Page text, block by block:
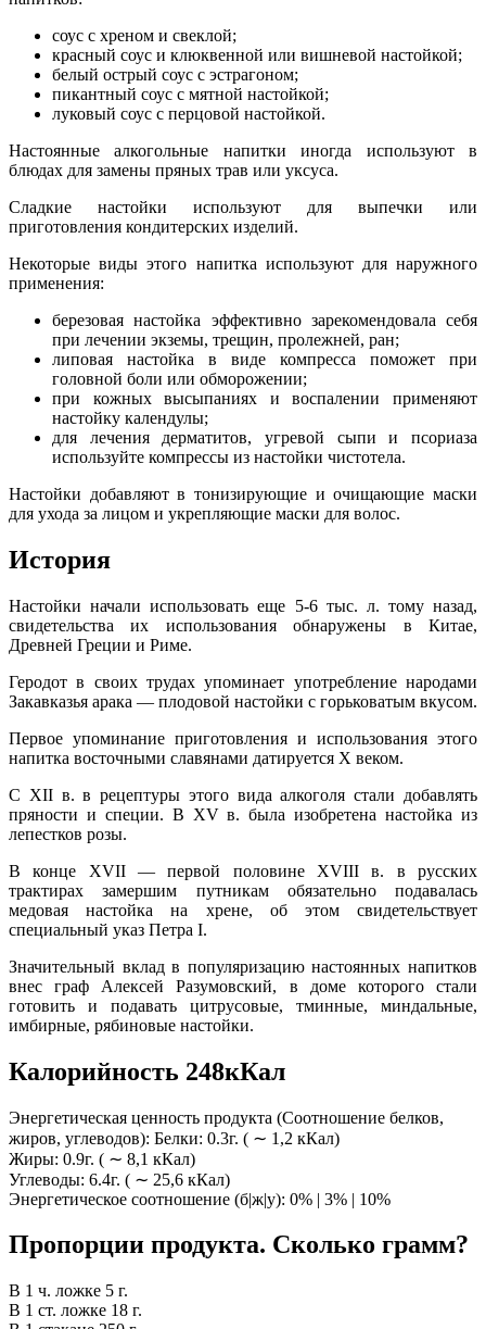
соус с хреном и свеклой;
красный соус и клюквенной или вишневой настойкой;
белый острый соус с эстрагоном;
пикантный соус с мятной настойкой;
луковый соус с перцовой настойкой.
Настоянные алкогольные напитки иногда используют в
блюдах для замены пряных трав или уксуса.
Сладкие настойки используют для выпечки или
приготовления кондитерских изделий.
Некоторые виды этого напитка используют для наружного
применения:
березовая настойка эффективно зарекомендовала себя
при лечении экземы, трещин, пролежней, ран;
липовая настойка в виде компресса поможет при
головной боли или обморожении;
при кожных высыпаниях и воспалении применяют
настойку календулы;
для лечения дерматитов, угревой сыпи и псориаза
используйте компрессы из настойки чистотела.
Настойки добавляют в тонизирующие и очищающие маски
для ухода за лицом и укрепляющие маски для волос.
История
Настойки начали использовать еще 5-6 тыс. л. тому назад,
свидетельства их использования обнаружены в Китае,
Древней Греции и Риме.
Геродот в своих трудах упоминает употребление народами
Закавказья арака — плодовой настойки с горьковатым вкусом.
Первое упоминание приготовления и использования этого
напитка восточными славянами датируется Х веком.
С ХII в. в рецептуры этого вида алкоголя стали добавлять
пряности и специи. В ХV в. была изобретена настойка из
лепестков розы.
В конце ХVII — первой половине ХVIII в. в русских
трактирах замершим путникам обязательно подавалась
медовая настойка на хрене, об этом свидетельствует
специальный указ Петра I.
Значительный вклад в популяризацию настоянных напитков
внес граф Алексей Разумовский, в доме которого стали
готовить и подавать цитрусовые, тминные, миндальные,
имбирные, рябиновые настойки.
Калорийность 248кКал
Энергетическая ценность продукта (Соотношение белков,
жиров, углеводов): Белки: 0.3г. ( ∼ 1,2 кКал)
Жиры: 0.9г. ( ∼ 8,1 кКал)
Углеводы: 6.4г. ( ∼ 25,6 кКал)
Энергетическое соотношение (б|ж|у): 0% | 3% | 10%
Пропорции продукта. Сколько грамм?
В 1 ч. ложке 5 г.
В 1 ст. ложке 18 г.